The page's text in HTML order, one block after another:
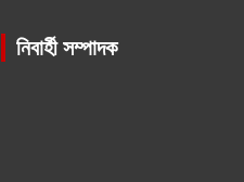
নিবার্হী সম্পাদক